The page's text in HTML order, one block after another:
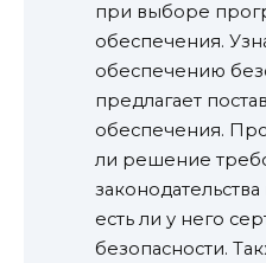
при выборе
обеспечения.
обеспечению
предлагает
обеспечения.
ли решение
есть ли у него
безопасности.